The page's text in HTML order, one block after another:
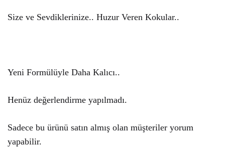
Size ve Sevdiklerinize.. Huzur Veren Kokular..
Yeni Formülüyle Daha Kalıcı..
Henüz değerlendirme yapılmadı.
Sadece bu ürünü satın almış olan müşteriler yorum
yapabilir.